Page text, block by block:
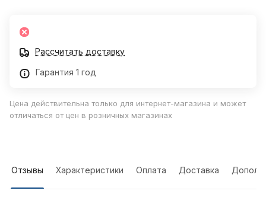
Рассчитать доставку
Гарантия 1 год
Цена действительна только для интернет-магазина и может
отличаться от цен в розничных магазинах
Отзывы Характеристики Оплата Доставка